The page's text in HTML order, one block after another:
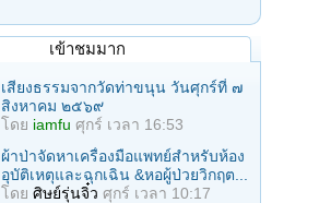
เข้าชมมาก
เสียงธรรมจากวัดท่าขนุน วันศุกร์ที่ ๗
สิงหาคม ๒๕๖๙
โดย iamfu ศุกร์ เวลา 16:53
ผ้าป่าจัดหาเครื่องมือแพทย์สำหรับห้อง
อุบัติเหตุและฉุกเฉิน &หอผู้ป่วยวิกฤต...
โดย ศิษย์รุ่นจิ๋ว ศุกร์ เวลา 10:17